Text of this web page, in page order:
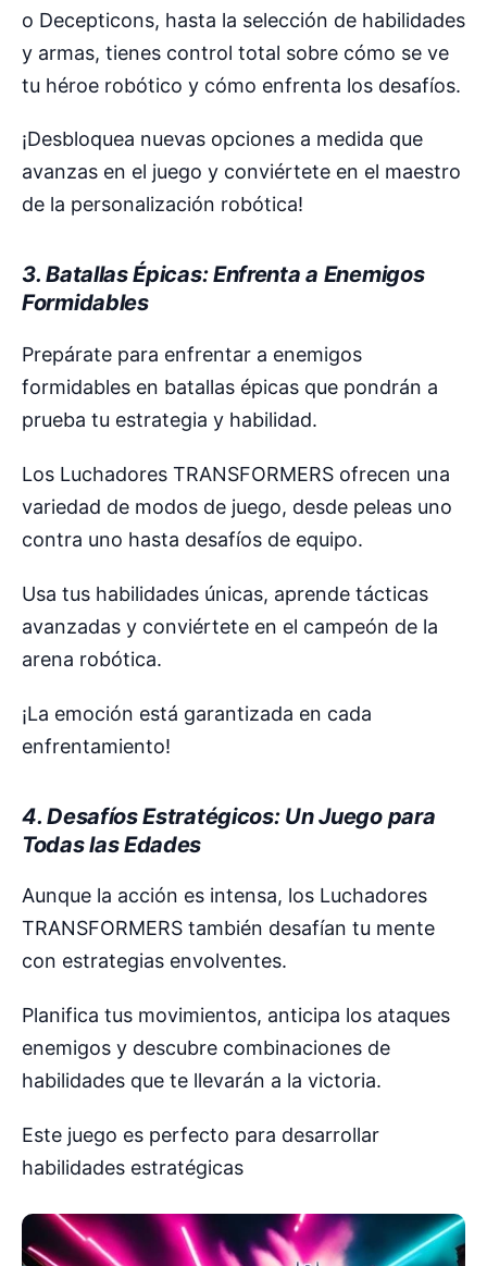
o Decepticons, hasta la selección de habilidades
y armas, tienes control total sobre cómo se ve
tu héroe robótico y cómo enfrenta los desafíos.
¡Desbloquea nuevas opciones a medida que
avanzas en el juego y conviértete en el maestro
de la personalización robótica!
3. Batallas Épicas: Enfrenta a Enemigos
Formidables
Prepárate para enfrentar a enemigos
formidables en batallas épicas que pondrán a
prueba tu estrategia y habilidad.
Los Luchadores TRANSFORMERS ofrecen una
variedad de modos de juego, desde peleas uno
contra uno hasta desafíos de equipo.
Usa tus habilidades únicas, aprende tácticas
avanzadas y conviértete en el campeón de la
arena robótica.
¡La emoción está garantizada en cada
enfrentamiento!
4. Desafíos Estratégicos: Un Juego para
Todas las Edades
Aunque la acción es intensa, los Luchadores
TRANSFORMERS también desafían tu mente
con estrategias envolventes.
Planifica tus movimientos, anticipa los ataques
enemigos y descubre combinaciones de
habilidades que te llevarán a la victoria.
Este juego es perfecto para desarrollar
habilidades estratégicas